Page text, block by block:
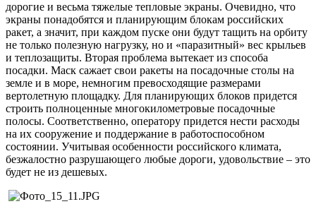
дорогие и весьма тяжелые тепловые экраны. Очевидно, что
экраны понадобятся и планирующим блокам российских
ракет, а значит, при каждом пуске они будут тащить на орбиту
не только полезную нагрузку, но и «паразитный» вес крыльев
и теплозащиты. Вторая проблема вытекает из способа
посадки. Маск сажает свои ракеты на посадочные столы на
земле и в море, немногим превосходящие размерами
вертолетную площадку. Для планирующих блоков придется
строить полноценные многокилометровые посадочные
полосы. Соответственно, оператору придется нести расходы
на их сооружение и поддержание в работоспособном
состоянии. Учитывая особенности российского климата,
безжалостно разрушающего любые дороги, удовольствие – это
будет не из дешевых.